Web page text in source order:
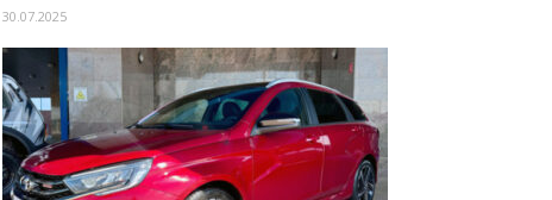
30.07.2025